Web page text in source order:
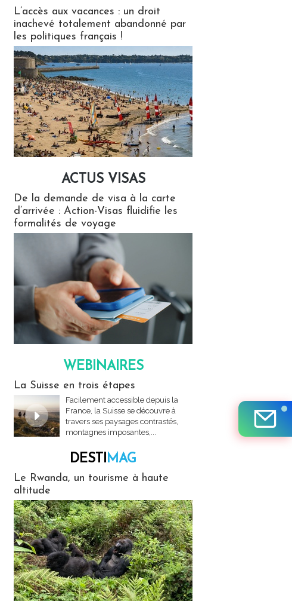
L’accès aux vacances : un droit
inachevé totalement abandonné par
les politiques français !
ACTUS VISAS
De la demande de visa à la carte
d’arrivée : Action-Visas fluidifie les
formalités de voyage
WEBINAIRES
La Suisse en trois étapes
Facilement accessible depuis la
France, la Suisse se découvre à
travers ses paysages contrastés,
montagnes imposantes,...
DESTIMAG
Le Rwanda, un tourisme à haute
altitude